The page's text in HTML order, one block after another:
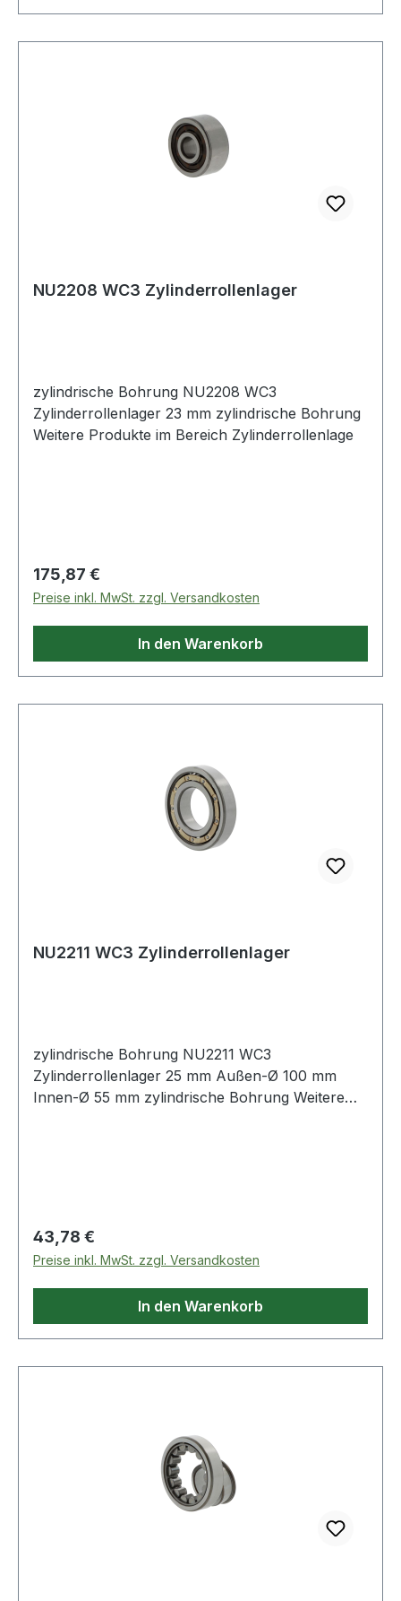
NU2208 WC3 Zylinderrollenlager
zylindrische Bohrung NU2208 WC3
Zylinderrollenlager 23 mm zylindrische Bohrung
Weitere Produkte im Bereich Zylinderrollenlage
Regulärer Preis:
175,87 €
Preise inkl. MwSt. zzgl. Versandkosten
In den Warenkorb
NU2211 WC3 Zylinderrollenlager
zylindrische Bohrung NU2211 WC3
Zylinderrollenlager 25 mm Außen-Ø 100 mm
Innen-Ø 55 mm zylindrische Bohrung Weitere
Regulärer Preis:
43,78 €
Preise inkl. MwSt. zzgl. Versandkosten
In den Warenkorb